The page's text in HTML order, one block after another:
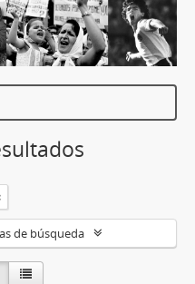
de búsqueda